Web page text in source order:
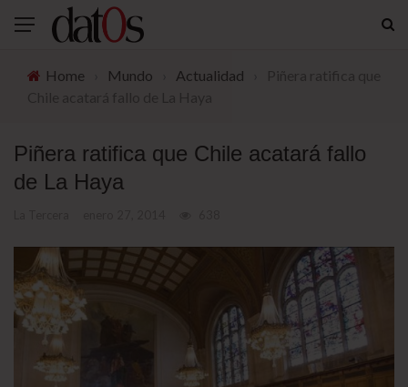
Home Mundo Actualidad
Piñera ratifica que Chile acatará fallo
de La Haya